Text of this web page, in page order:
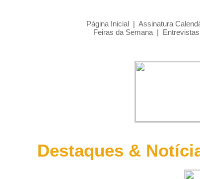
Página Inicial | Assinatura
Feiras da Semana | Entrevistas
Destaques &